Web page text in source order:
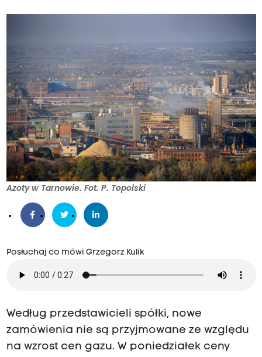
Azoty w Tarnowie. Fot. P. Topolski
Posłuchaj co mówi Grzegorz Kulik
Według przedstawicieli spółki, nowe
zamówienia nie są przyjmowane ze względu
na wzrost cen gazu. W poniedziałek ceny